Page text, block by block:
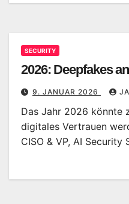
SECURITY
2026: Deepfakes
9. JANUAR 2026
Das Jahr 2026 könnte
digitales Vertrauen
CISO & VP, AI Security